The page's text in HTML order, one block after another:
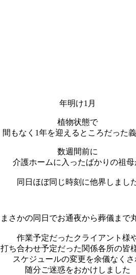
年明け1月
植物状態で
間もなく1年を迎えるところだった
数週間前に
介護ホームに入ったばかりの祖母
同日ほぼ同じ時刻に他界しまし
まさかの同日でお通夜から葬儀まで
作業予定だったクライアント様
打ち合わせ予定だった関係各所の皆
スケジュールの変更を余儀なくさ
随分ご迷惑をおかけしました